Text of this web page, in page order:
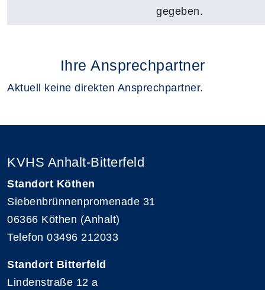
gegeben.
Ihre Ansprechpartner
Aktuell keine direkten Ansprechpartner.
KVHS Anhalt-Bitterfeld
Standort Köthen
Siebenbrünnenpromenade 31
06366 Köthen (Anhalt)
Telefon 03496 212033
Standort Bitterfeld
Lindenstraße 12 a